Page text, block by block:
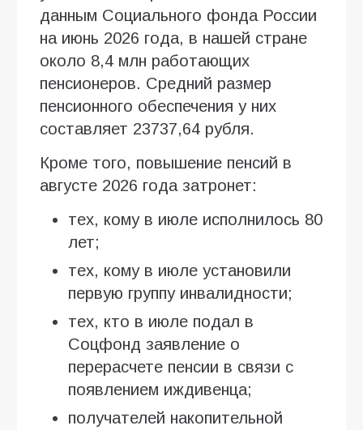
данным Социального фонда России
на июнь 2026 года, в нашей стране
около 8,4 млн работающих
пенсионеров. Средний размер
пенсионного обеспечения у них
составляет 23737,64 рубля.
Кроме того, повышение пенсий в
августе 2026 года затронет:
тех, кому в июле исполнилось 80
лет;
тех, кому в июле установили
первую группу инвалидности;
тех, кто в июле подал в
Соцфонд заявление о
перерасчете пенсии в связи с
появлением иждивенца;
получателей накопительной